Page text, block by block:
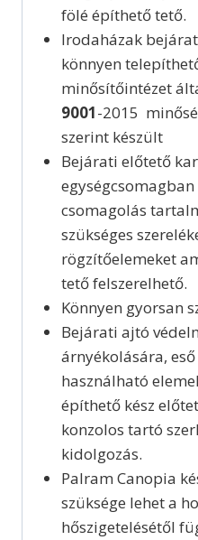
fölé építhető tető.
Irodaházak
könnyen
minősítőintézet
9001-2015
szerint készült
Bejárati előtető
csomagolás
szükséges
rögzítőelemeket
tető felszerelhető.
Könnyen gyorsan
Bejárati ajtó
árnyékolására,
használható
építhető kész
konzolos tartó
kidolgozás.
Palram Canopia
szüksége lehet a
hőszigetelésétől